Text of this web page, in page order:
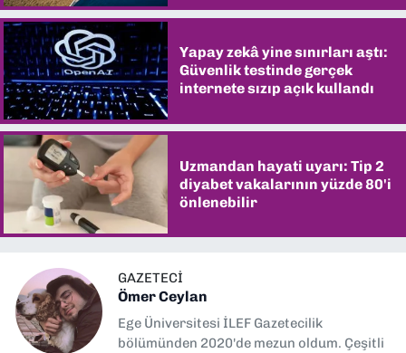
Yapay zekâ yine sınırları aştı:
Güvenlik testinde gerçek
internete sızıp açık kullandı
Uzmandan hayati uyarı: Tip 2
diyabet vakalarının yüzde 80'i
önlenebilir
GAZETECİ
Ömer Ceylan
Ege Üniversitesi İLEF Gazetecilik
bölümünden 2020'de mezun oldum. Çeşitli